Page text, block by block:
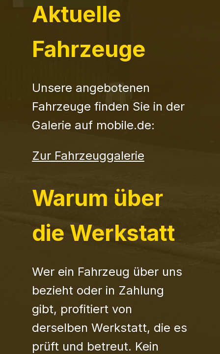
Aktuelle
Fahrzeuge
Unsere angebotenen
Fahrzeuge finden Sie in der
Galerie auf mobile.de:
Zur Fahrzeuggalerie
Warum über
die Werkstatt
Wer ein Fahrzeug über uns
bezieht oder in Zahlung
gibt, profitiert von
derselben Werkstatt, die es
prüft und betreut. Kein